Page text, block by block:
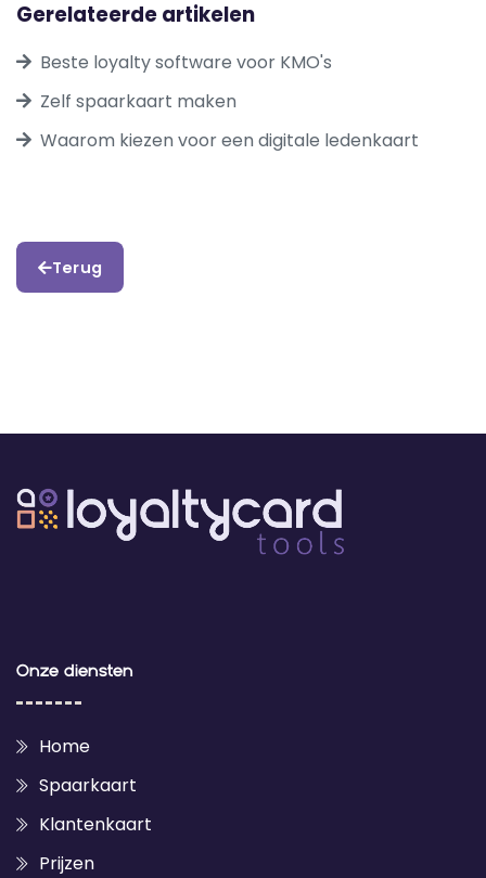
Gerelateerde artikelen
Beste loyalty software voor KMO's
Zelf spaarkaart maken
Waarom kiezen voor een digitale ledenkaart
Terug
Onze diensten
Home
Spaarkaart
Klantenkaart
Prijzen